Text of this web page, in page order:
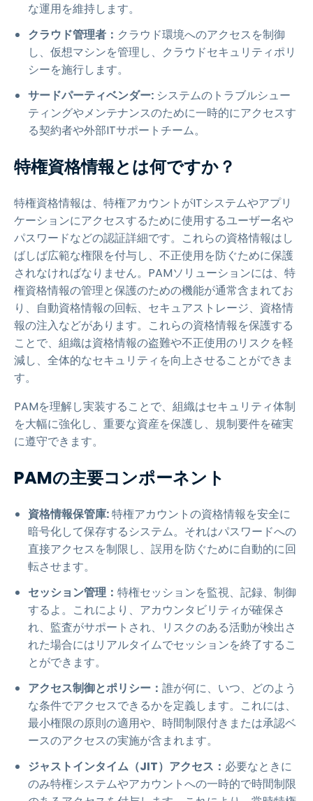
な運用を維持します。
クラウド管理者： クラウド環境へのアクセスを制御
し、仮想マシンを管理し、クラウドセキュリティポリ
シーを施行します。
サードパーティベンダー: システムのトラブルシュー
ティングやメンテナンスのために一時的にアクセスす
る契約者や外部ITサポートチーム。
特権資格情報とは何ですか？
特権資格情報は、特権アカウントがITシステムやアプリ
ケーションにアクセスするために使用するユーザー名や
パスワードなどの認証詳細です。これらの資格情報はし
ばしば広範な権限を付与し、不正使用を防ぐために保護
されなければなりません。PAMソリューションには、特
権資格情報の管理と保護のための機能が通常含まれてお
り、自動資格情報の回転、セキュアストレージ、資格情
報の注入などがあります。これらの資格情報を保護する
ことで、組織は資格情報の盗難や不正使用のリスクを軽
減し、全体的なセキュリティを向上させることができま
す。
PAMを理解し実装することで、組織はセキュリティ体制
を大幅に強化し、重要な資産を保護し、規制要件を確実
に遵守できます。
PAMの主要コンポーネント
資格情報保管庫:特権アカウントの資格情報を安全に
暗号化して保存するシステム。それはパスワードへの
直接アクセスを制限し、誤用を防ぐために自動的に回
転させます。
セッション管理： 特権セッションを監視、記録、制御
するよ。これにより、アカウンタビリティが確保さ
れ、監査がサポートされ、リスクのある活動が検出さ
れた場合にはリアルタイムでセッションを終了するこ
とができます。
アクセス制御とポリシー： 誰が何に、いつ、どのよう
な条件でアクセスできるかを定義します。これには、
最小権限の原則の適用や、時間制限付きまたは承認ベ
ースのアクセスの実施が含まれます。
ジャストインタイム（JIT）アクセス： 必要なときに
のみ特権システムやアカウントへの一時的で時間制限